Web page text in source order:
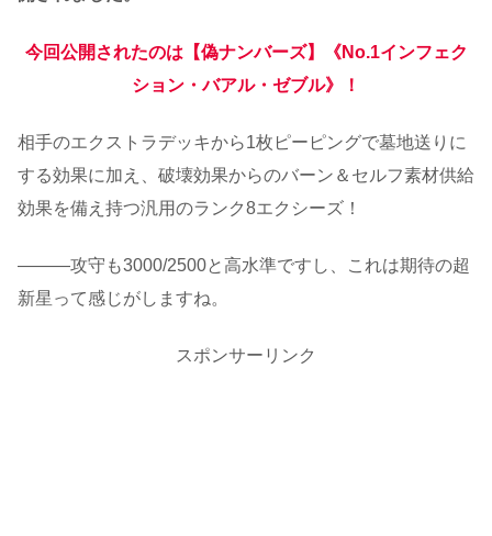
今回公開されたのは【偽ナンバーズ】《No.1インフェク
ション・バアル・ゼブル》！
相手のエクストラデッキから1枚ピーピングで墓地送りに
する効果に加え、破壊効果からのバーン＆セルフ素材供給
効果を備え持つ汎用のランク8エクシーズ！
―――攻守も3000/2500と高水準ですし、これは期待の超
新星って感じがしますね。
スポンサーリンク